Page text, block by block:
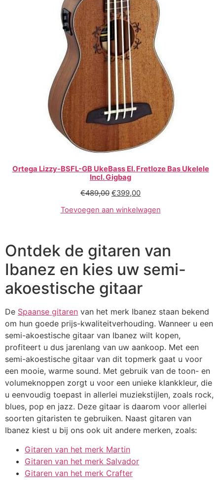
Ortega Lizzy-BSFL-GB UkeBass El. Fretloze Bas Ukelele
Incl. Gigbag
€489,00 €399,00
Toevoegen aan winkelwagen
Ontdek de gitaren van
Ibanez en kies uw semi-
akoestische gitaar
De Spaanse gitaren van het merk Ibanez staan bekend
om hun goede prijs-kwaliteitverhouding. Wanneer u een
semi-akoestische gitaar van Ibanez wilt kopen,
profiteert u dus jarenlang van uw aankoop. Met een
semi-akoestische gitaar van dit topmerk gaat u voor
een mooie, warme sound. Met gebruik van de toon- en
volumeknoppen zorgt u voor een unieke klankkleur, die
u eenvoudig toepast in allerlei muziekstijlen, zoals rock,
blues, pop en jazz. Deze gitaar is daarom voor allerlei
soorten gitaristen te gebruiken. Naast gitaren van
Ibanez kiest u bij ons ook uit andere merken, zoals:
Gitaren van het merk Martin
Gitaren van het merk Salvador
Gitaren van het merk Crafter